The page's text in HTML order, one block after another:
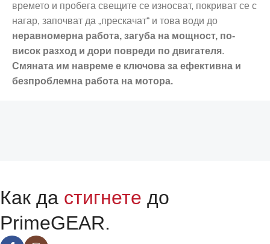
времето и пробега свещите се износват, покриват се с
нагар, започват да „прескачат“ и това води до
неравномерна работа, загуба на мощност, по-
висок разход и дори повреди по двигателя.
Смяната им навреме е ключова за ефективна и
безпроблемна работа на мотора.
Как да стигнете до
PrimeGEAR.